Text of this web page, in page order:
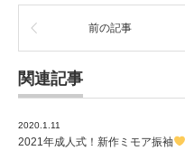
前の記事
関連記事
2020.1.11
2021年成人式！新作ミモア振袖